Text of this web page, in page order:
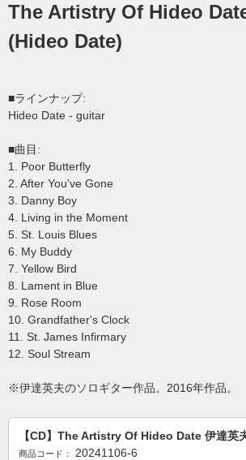
The Artistry Of Hideo
(Hideo Date)
■ラインナップ:
Hideo Date - guitar
■曲目:
1. Poor Butterfly
2. After You've Gone
3. Danny Boy
4. Living in the Moment
5. St. Louis Blues
6. My Buddy
7. Yellow Bird
8. Lament in Blue
9. Rose Room
10. Grandfather's Clock
11. St. James Infirmary
12. Soul Stream
※伊達英夫のソロギター作品。2016年作品。
【CD】The Artistry Of Hideo Date 伊達英
商品コード： 20241106-6